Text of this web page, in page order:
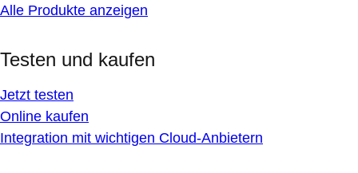
Alle Produkte anzeigen
Testen und kaufen
Jetzt testen
Online kaufen
Integration mit wichtigen Cloud-Anbietern